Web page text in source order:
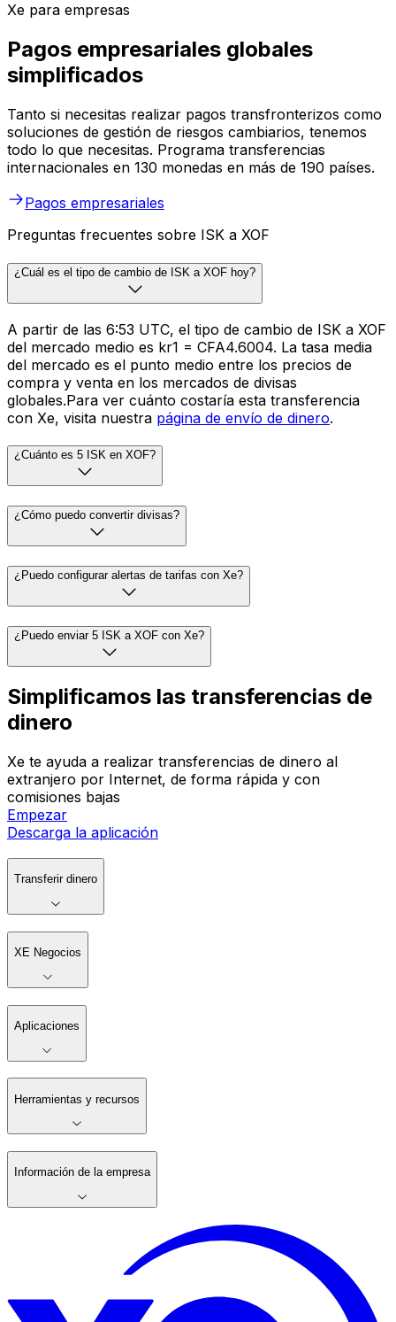
Xe para empresas
Pagos empresariales globales
simplificados
Tanto si necesitas realizar pagos transfronterizos como
soluciones de gestión de riesgos cambiarios, tenemos
todo lo que necesitas. Programa transferencias
internacionales en 130 monedas en más de 190 países.
Pagos empresariales
Preguntas frecuentes sobre ISK a XOF
¿Cuál es el tipo de cambio de ISK a XOF hoy?
A partir de las 6:53 UTC, el tipo de cambio de ISK a XOF
del mercado medio es kr1 = CFA4.6004. La tasa media
del mercado es el punto medio entre los precios de
compra y venta en los mercados de divisas
globales.Para ver cuánto costaría esta transferencia
con Xe, visita nuestra página de envío de dinero.
¿Cuánto es 5 ISK en XOF?
¿Cómo puedo convertir divisas?
¿Puedo configurar alertas de tarifas con Xe?
¿Puedo enviar 5 ISK a XOF con Xe?
Simplificamos las transferencias de
dinero
Xe te ayuda a realizar transferencias de dinero al
extranjero por Internet, de forma rápida y con
comisiones bajas
Empezar
Descarga la aplicación
Transferir dinero
XE Negocios
Aplicaciones
Herramientas y recursos
Información de la empresa